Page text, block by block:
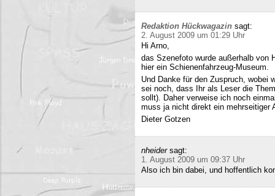
Redaktion Hückwagazin sagt:
2. August 2009 um 01:29 Uhr
Hi Arno,
das Szenefoto wurde außerhalb von
hier ein Schienenfahrzeug-Museum.
Und Danke für den Zuspruch, wobei
sei noch, dass Ihr als Leser die
sollt). Daher verweise ich noch
muss ja nicht direkt ein mehrseitiger
Dieter Gotzen
nheider sagt:
1. August 2009 um 09:37 Uhr
Also ich bin dabei, und hoffentlich